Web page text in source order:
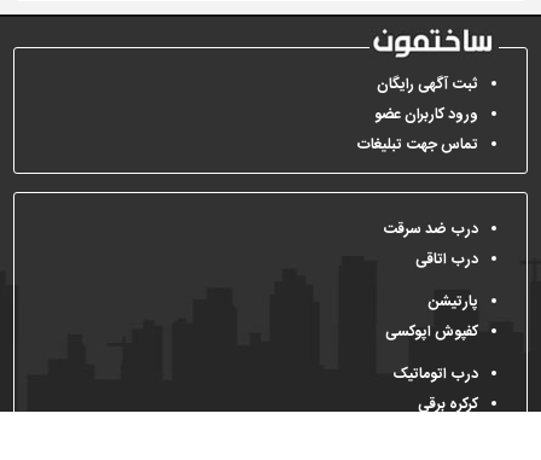
ثبت آگهی رایگان
ورود کاربران عضو
تماس جهت تبلیغات
درب ضد سرقت
درب اتاقی
پارتیشن
کفپوش اپوکسی
درب اتوماتیک
کرکره برقی